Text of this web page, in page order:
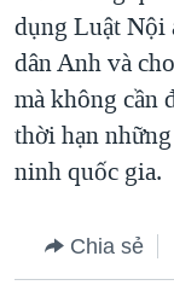
dụng Luật Nội
dân Anh và
mà không cần
thời hạn
ninh quốc gia.
Chia sẻ